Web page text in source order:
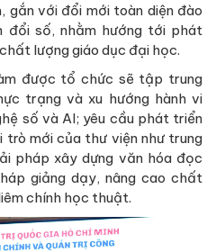
gắn với đổi mới toàn diện đào
đổi số, nhằm hướng tới phát
lượng giáo dục đại học.
được tổ chức sẽ tập trung
trạng và xu hướng hành vi
số và AI; yêu cầu phát triển
mới của thư viện như trung
pháp xây dựng văn hóa đọc
giảng dạy, nâng cao chất
chính học thuật.